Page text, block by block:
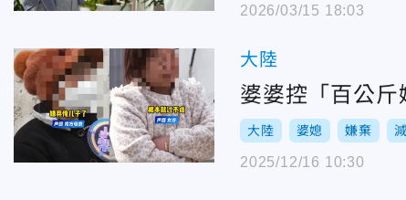
2026/03/15 18:03
大陸
婆婆控「百公
大陸 婆媳 嫌棄
2025/12/16 10:30